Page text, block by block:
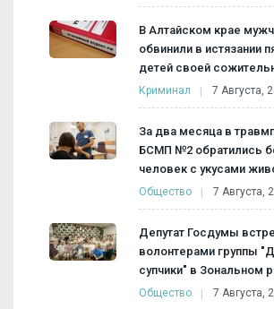
В Алтайском крае
обвинили в истязании
детей своей
Криминал 7 Августа,
За два месяца в
БСМП №2 обратились
человек с укусами
Общество 7 Августа,
Депутат Госдумы
волонтерами группы
супчики" в Зональном
Общество 7 Августа,